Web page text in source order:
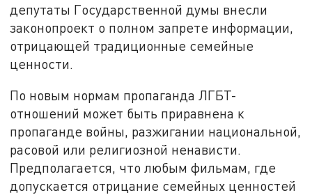
депутаты Государственной думы внесли
законопроект о полном запрете информации,
отрицающей традиционные семейные
ценности.
По новым нормам пропаганда ЛГБТ-
отношений может быть приравнена к
пропаганде войны, разжигании национальной,
расовой или религиозной ненависти.
Предполагается, что любым фильмам, где
допускается отрицание семейных ценностей